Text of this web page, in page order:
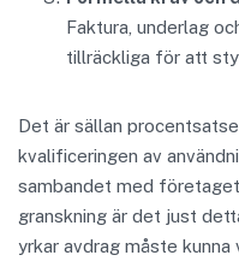
Faktura, underlag
tillräckliga för att
Det är sällan
kvalificeringen av
sambandet med
granskning är det just
yrkar avdrag måste